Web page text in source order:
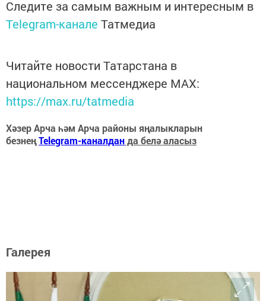
Следите за самым важным и интересным в
Telegram-канале Татмедиа
Читайте новости Татарстана в
национальном мессенджере MАХ:
https://max.ru/tatmedia
Хәзер Арча һәм Арча районы яңалыкларын
безнеңTelegram-каналданда белә аласыз
Галерея